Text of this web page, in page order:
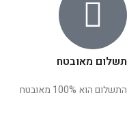
תשלום מאובטח
התשלום הוא 100% מאובטח